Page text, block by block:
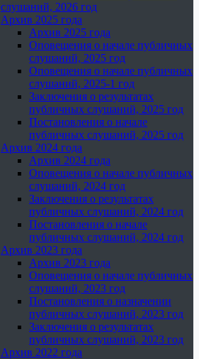
слушаний, 2026 год
Архив 2025 года
Архив 2025 года
Оповещения о начале публичных
слушаний, 2025 год
Оповещения о начале публичных
слушаний, 2025-1 год
Заключения о результатах
публичных слушаний, 2025 год
Постановления о начале
публичных слушаний, 2025 год
Архив 2024 года
Архив 2024 года
Оповещения о начале публичных
слушаний, 2024 год
Заключения о результатах
публичных слушаний, 2024 год
Постановления о начале
публичных слушаний, 2024 год
Архив 2023 года
Архив 2023 года
Оповещения о начале публичных
слушаний, 2023 год
Постановления о назначении
публичных слушаний, 2023 год
Заключения о результатах
публичных слушаний, 2023 год
Архив 2022 года